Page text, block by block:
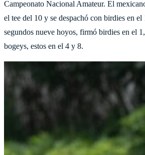
Campeonato Nacional Amateur. El
el tee del 10 y se despachó con birdies en el
segundos nueve hoyos, firmó birdies en el
bogeys, estos en el 4 y 8.